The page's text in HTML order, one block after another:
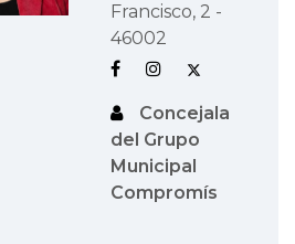
Francisco, 2 -
46002
Concejala
del Grupo
Municipal
Compromís